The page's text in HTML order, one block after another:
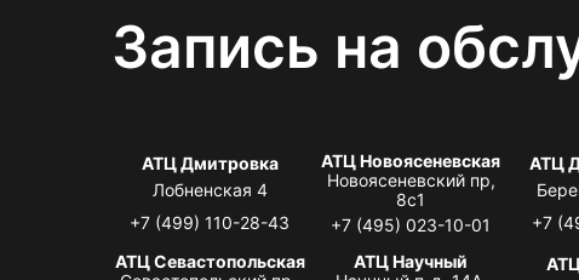
Запись на
АТЦ Дмитровка
Лобненская 4
+7 (499) 110-28-43
АТЦ Новоясеневская
Новоясеневский пр,
8с1
+7 (495) 023-10-01
АТЦ
+7
АТЦ Севастопольская
АТЦ Научный